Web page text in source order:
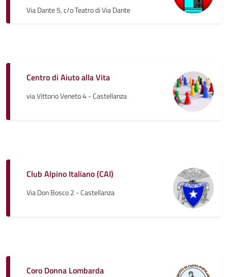
Via Dante 5, c/o Teatro di Via Dante
Centro di Aiuto alla Vita
via Vittorio Veneto 4 - Castellanza
Club Alpino Italiano (CAI)
Via Don Bosco 2 - Castellanza
Coro Donna Lombarda